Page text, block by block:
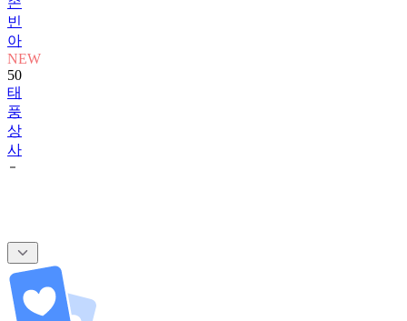
빈
아
NEW
50
태
풍
상
사